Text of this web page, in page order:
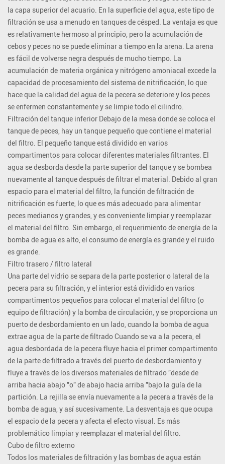
la capa superior del acuario. En la superficie del agua, este tipo de
filtración se usa a menudo en tanques de césped. La ventaja es que
es relativamente hermoso al principio, pero la acumulación de
cebos y peces no se puede eliminar a tiempo en la arena. La arena
es fácil de volverse negra después de mucho tiempo. La
acumulación de materia orgánica y nitrógeno amoniacal excede la
capacidad de procesamiento del sistema de nitrificación, lo que
hace que la calidad del agua de la pecera se deteriore y los peces
se enfermen constantemente y se limpie todo el cilindro.
Filtración del tanque inferior Debajo de la mesa donde se coloca el
tanque de peces, hay un tanque pequeño que contiene el material
del filtro. El pequeño tanque está dividido en varios
compartimentos para colocar diferentes materiales filtrantes. El
agua se desborda desde la parte superior del tanque y se bombea
nuevamente al tanque después de filtrar el material. Debido al gran
espacio para el material del filtro, la función de filtración de
nitrificación es fuerte, lo que es más adecuado para alimentar
peces medianos y grandes, y es conveniente limpiar y reemplazar
el material del filtro. Sin embargo, el requerimiento de energía de la
bomba de agua es alto, el consumo de energía es grande y el ruido
es grande.
Filtro trasero / filtro lateral
Una parte del vidrio se separa de la parte posterior o lateral de la
pecera para su filtración, y el interior está dividido en varios
compartimentos pequeños para colocar el material del filtro (o
equipo de filtración) y la bomba de circulación, y se proporciona un
puerto de desbordamiento en un lado, cuando la bomba de agua
extrae agua de la parte de filtrado Cuando se va a la pecera, el
agua desbordada de la pecera fluye hacia el primer compartimento
de la parte de filtrado a través del puerto de desbordamiento y
fluye a través de los diversos materiales de filtrado "desde de
arriba hacia abajo "o" de abajo hacia arriba "bajo la guía de la
partición. La rejilla se envía nuevamente a la pecera a través de la
bomba de agua, y así sucesivamente. La desventaja es que ocupa
el espacio de la pecera y afecta el efecto visual. Es más
problemático limpiar y reemplazar el material del filtro.
Cubo de filtro externo
Todos los materiales de filtración y las bombas de agua están